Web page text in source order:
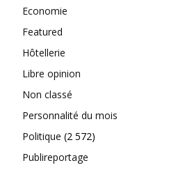
Economie
Featured
Hôtellerie
Libre opinion
Non classé
Personnalité du mois
Politique (2 572)
Publireportage